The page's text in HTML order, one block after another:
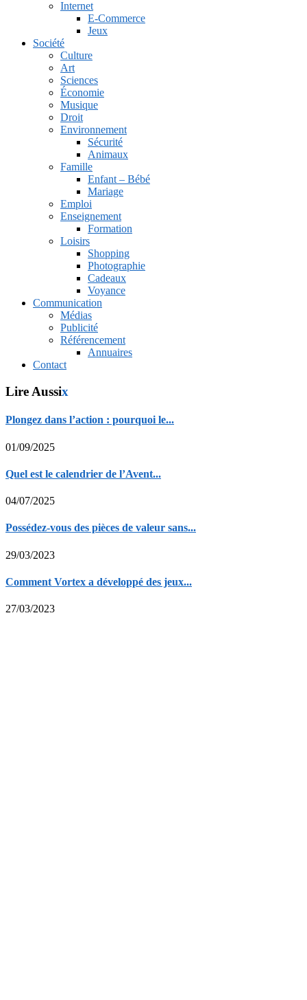
Internet
E-Commerce
Jeux
Société
Culture
Art
Sciences
Économie
Musique
Droit
Environnement
Sécurité
Animaux
Famille
Enfant – Bébé
Mariage
Emploi
Enseignement
Formation
Loisirs
Shopping
Photographie
Cadeaux
Voyance
Communication
Médias
Publicité
Référencement
Annuaires
Contact
Lire Aussix
Plongez dans l’action : pourquoi le...
01/09/2025
Quel est le calendrier de l’Avent...
04/07/2025
Possédez-vous des pièces de valeur sans...
29/03/2023
Comment Vortex a développé des jeux...
27/03/2023